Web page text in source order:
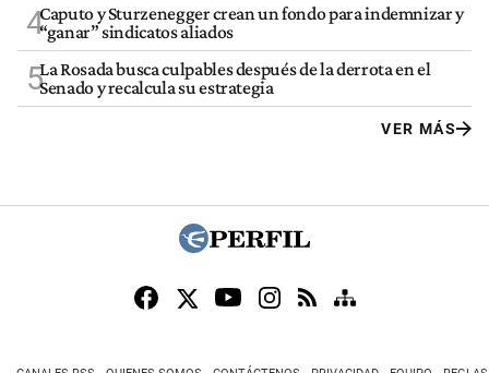
4Caputo y Sturzenegger crean un fondo para indemnizar y
“ganar” sindicatos aliados
5La Rosada busca culpables después de la derrota en el
Senado y recalcula su estrategia
VER MÁS